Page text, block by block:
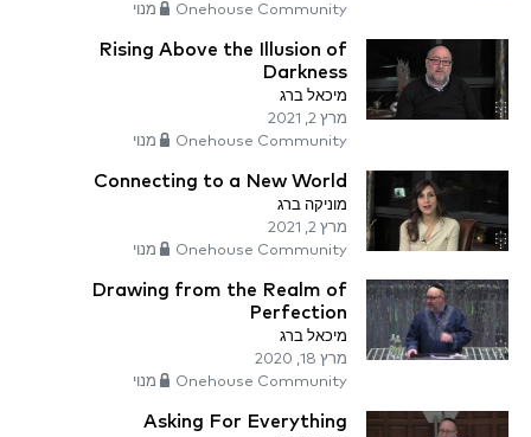
Onehouse Community מנוי
Rising Above the Illusion of
Darkness
מיכאל ברג
מרץ 2, 2021
Onehouse Community מנוי
Connecting to a New World
מוניקה ברג
מרץ 2, 2021
Onehouse Community מנוי
Drawing from the Realm of
Perfection
מיכאל ברג
מרץ 18, 2020
Onehouse Community מנוי
Asking For Everything